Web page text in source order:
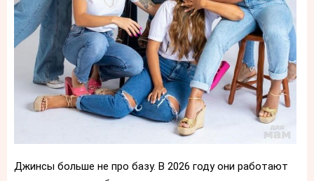
Джинсы больше не про базу. В 2026 году они работают